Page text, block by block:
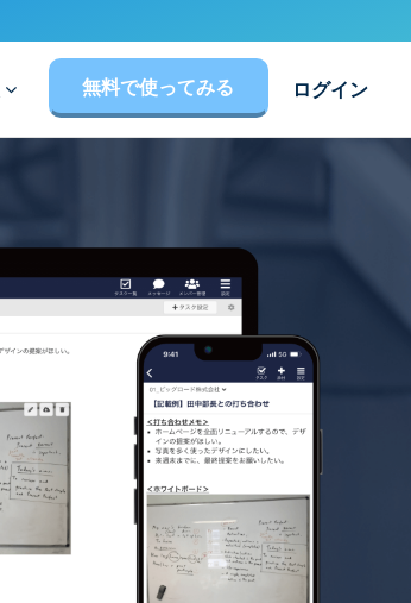
無料で使ってみる ログイン